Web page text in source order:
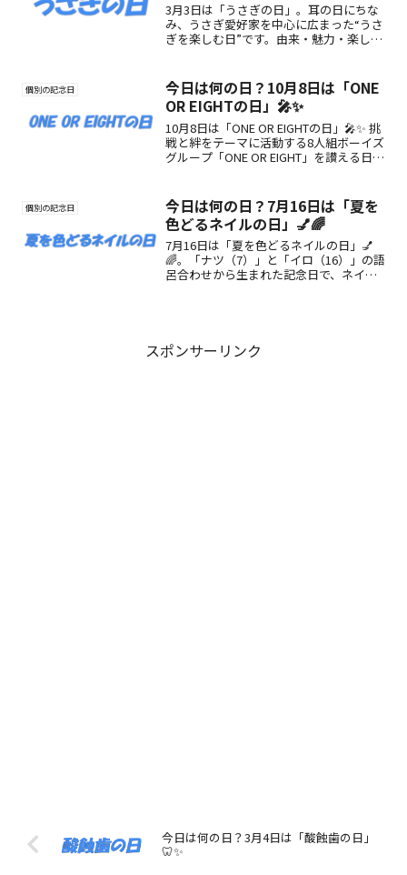
3月3日は「うさぎの日」。耳の日にちな
み、うさぎ愛好家を中心に広まった“うさ
ぎを楽しむ日”です。由来・魅力・楽しみ
個別の記念日
今日は何の日？10月8日は「ONE
OR EIGHTの日」🎤✨
10月8日は「ONE OR EIGHTの日」🎤✨ 挑
戦と絆をテーマに活動する8人組ボーイズ
グループ「ONE OR EIGHT」を讃える日。
個別の記念日
今日は何の日？7月16日は「夏を
色どるネイルの日」💅🌈
7月16日は「夏を色どるネイルの日」💅
🌈。「ナツ（7）」と「イロ（16）」の語
呂合わせから生まれた記念日で、ネイル
スポンサーリンク
今日は何の日？3月4日は「酸蝕歯の日」
🦷✨